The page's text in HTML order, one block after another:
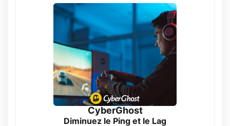
CyberGhost
Diminuez le Ping et le Lag